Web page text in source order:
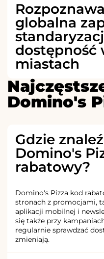
globalna
dostępność
miastach
Domino's
Gdzie
Domino's
rabatowy?
Domino's Pizza kod
stronach z promocjami,
aplikacji mobilnej i
się także przy
regularnie sprawdzać
zmieniają.